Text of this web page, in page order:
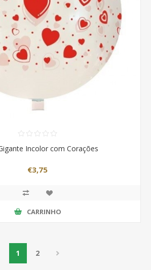
Incolor com Corações
€3,75
CARRINHO
1 2